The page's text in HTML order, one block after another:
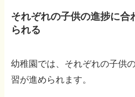
それぞれの子供の進捗に合
られる
幼稚園では、それぞれの子供
習が進められます。